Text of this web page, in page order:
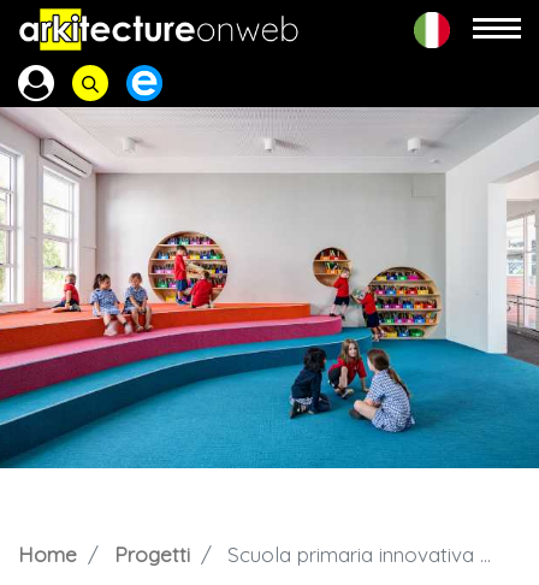
Home Progetti Scuola primaria innovativa a Melbourne. Ristrutturazione di un edificio Art déco